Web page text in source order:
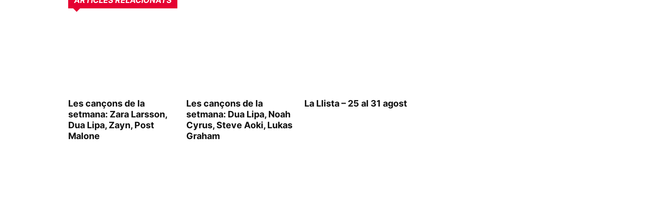
Les cançons de la
setmana: Zara Larsson,
Dua Lipa, Zayn, Post
Malone
Les cançons de la
setmana: Dua Lipa, Noah
Cyrus, Steve Aoki, Lukas
Graham
La Llista – 25 al 31 agost